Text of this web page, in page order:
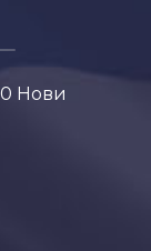
Нови